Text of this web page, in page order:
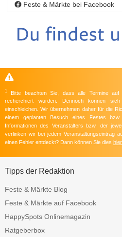
Feste & Märkte bei Facebook
1
Bitte beachten Sie, dass alle Termine auf
recherchiert wurden. Dennoch können
einschleichen. Wir übernehmen daher für die
einem geplanten Besuch eines Festes
Informationen des Veranstalters bzw. der
verlinken wir bei jedem Veranstaltungseintrag
einen Fehler entdeckt? Dann können Sie dies hier
Tipps der Redaktion
Feste & Märkte Blog
Feste & Märkte auf Facebook
HappySpots Onlinemagazin
Ratgeberbox